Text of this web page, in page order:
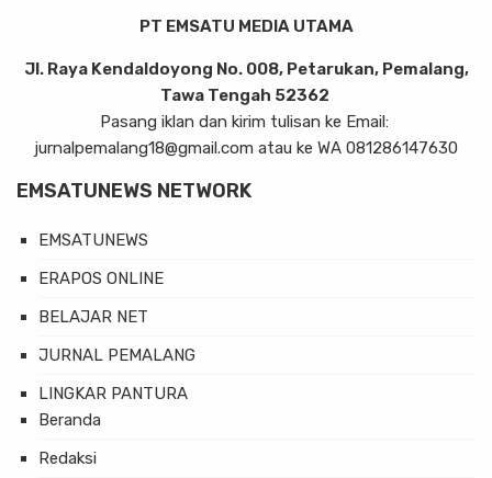
PT EMSATU MEDIA UTAMA
Jl. Raya Kendaldoyong No. 008, Petarukan, Pemalang,
Tawa Tengah 52362
Pasang iklan dan kirim tulisan ke Email:
jurnalpemalang18@gmail.com atau ke WA 081286147630
EMSATUNEWS NETWORK
EMSATUNEWS
ERAPOS ONLINE
BELAJAR NET
JURNAL PEMALANG
LINGKAR PANTURA
Beranda
Redaksi